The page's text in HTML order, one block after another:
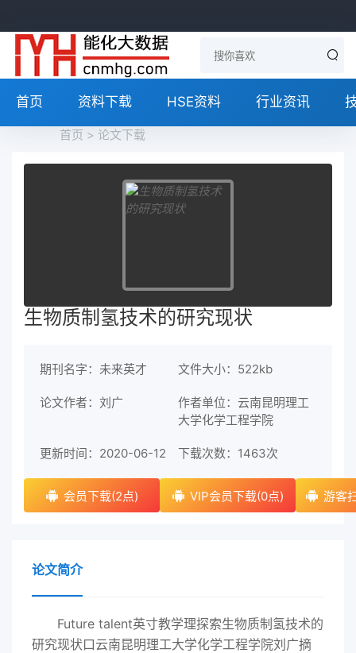
首页 资料下载 HSE资料 行业资讯
首页 > 论文下载
生物质制氢技术的研究现状
期刊名字：未来英才 文件大小：522kb
论文作者：刘广
作者单位：云南昆明理工
大学化学工程学院
更新时间：2020-06-12 下载次数： 1463次
会员下载(2点) VIP会员下载(0点) 游客
论文简介
Future talent英寸教学理探索生物质制氢技术的
研究现状口云南昆明理工大学化学工程学院刘广摘